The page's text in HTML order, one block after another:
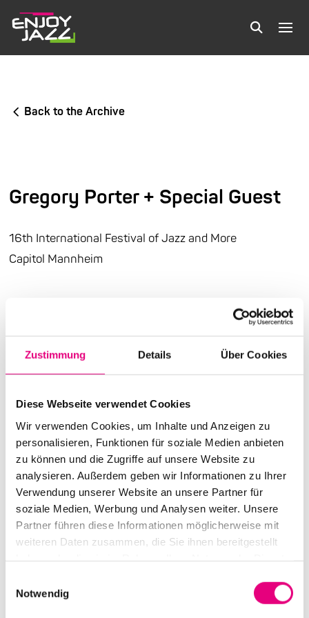
Zustimmung Details Über Cookies
Diese Webseite verwendet Cookies
Wir verwenden Cookies, um Inhalte und Anzeigen zu
personalisieren, Funktionen für soziale Medien anbieten
zu können und die Zugriffe auf unsere Website zu
analysieren. Außerdem geben wir Informationen zu Ihrer
Verwendung unserer Website an unsere Partner für
soziale Medien, Werbung und Analysen weiter. Unsere
Partner führen diese Informationen möglicherweise mit
weiteren Daten zusammen, die Sie ihnen bereitgestellt
Notwendig
Back to the Archive
Gregory Porter + Special Guest
16th International Festival of Jazz and More
Capitol Mannheim
Doors open:
December 1 , 2014 – 7:00 p.m.
End:December1, 2014 – 10:30 p.m.
Cast:
Gregory Porter: vocals
Chip Crawford: piano
Aaron James: bass
Emanuel Harrold: drums
Yosuke Satoh: saxophone
Advance ticket price: €46/ €39.40
Nationality: USA
Porter + Special Guest